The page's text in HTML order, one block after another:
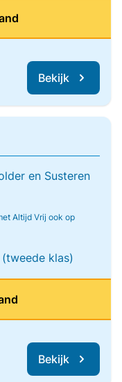
Bekijk
en Susteren
Altijd Vrij ook op
(tweede klas)
Bekijk